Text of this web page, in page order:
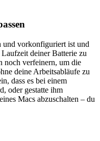
und vorkonfiguriert ist und
deiner Batterie zu
noch verfeinern, um die
deine Arbeitsabläufe zu
dass es bei einem
oder gestatte ihm
Macs abzuschalten – du